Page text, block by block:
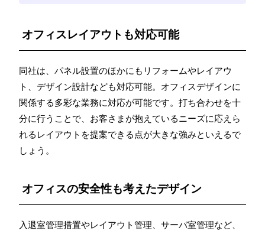
オフィスレイアウトも対応可能
同社は、パネル設置のほかにもリフォームやレイアウ
ト、デザイン設計なども対応可能。オフィスデザインに
関係する多彩な業務に対応が可能です。打ち合わせを十
分に行うことで、お客さまが抱えているニーズに応えら
れるレイアウトを提案できる点が大きな強みといえるで
しょう。
オフィスの安全性も考えたデザイン
入退室管理措置やレイアウト管理、サーバ室管理など、